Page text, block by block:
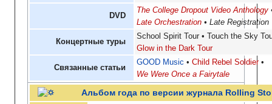
DVD
The College Dropout Video Anthology
Late Orchestration
Late Registration
Концертные туры
School Spirit Tour
Touch the Sky
Glow in the Dark Tour
Связанные статьи
GOOD Music
Child Rebel Soldier
We Were Once a Fairytale
Альбом года по версии журнала Rolling